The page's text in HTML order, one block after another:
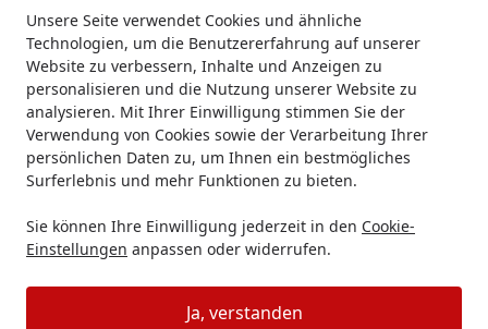
Unsere Seite verwendet Cookies und ähnliche
Technologien, um die Benutzererfahrung auf unserer
Website zu verbessern, Inhalte und Anzeigen zu
personalisieren und die Nutzung unserer Website zu
analysieren. Mit Ihrer Einwilligung stimmen Sie der
Verwendung von Cookies sowie der Verarbeitung Ihrer
persönlichen Daten zu, um Ihnen ein bestmögliches
Surferlebnis und mehr Funktionen zu bieten.
Sie können Ihre Einwilligung jederzeit in den Cookie-
Einstellungen anpassen oder widerrufen.
Ja, verstanden
Startseite
Grillzubehör Dutch Oven, Pfannen & Töpfe
Weber CRAFTED 2in1 Dutch Oven -
Gourmet BBQ System (GBS)
(6 Bewertungen)